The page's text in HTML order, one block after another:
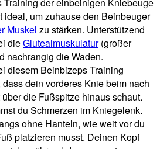
ideal, um zuhause den Beinbeuger
Muskel zu stärken. Unterstützend
dieGlutealmuskulatur(großer
nachrangig die Waden.
diesem Beinbizeps Training
dein vorderes Knie beim nach
die Fußspitze hinaus schaut.
du Schmerzen im Kniegelenk.
ohne Hanteln, wie weit vor du
platzieren musst. Deinen Kopf